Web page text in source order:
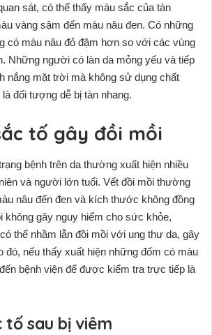
sát, có thể thấy màu sắc của tàn
vàng sậm đến màu nâu đen. Có những
có màu nâu đỏ đậm hơn so với các vùng
Những người có làn da mỏng yếu và tiếp
nắng mặt trời mà không sử dụng chất
đối tượng dễ bị tàn nhang.
tố gây đồi mồi
bệnh trên da thường xuất hiện nhiều
và người lớn tuổi. Vết đồi mồi thường
nâu đến đen và kích thước không đồng
không gây nguy hiểm cho sức khỏe,
thể nhầm lẫn đồi mồi với ung thư da, gây
đó, nếu thấy xuất hiện những đốm có màu
bệnh viện để được kiểm tra trực tiếp là
tố sau bị viêm